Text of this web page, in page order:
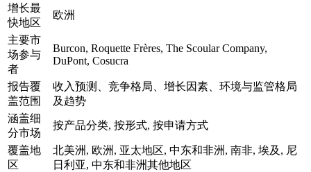
增长最
快地区
欧洲
主要市
场参与
者
Burcon, Roquette Frères, The Scoular Company,
DuPont, Cosucra
报告覆
盖范围
收入预测、竞争格局、增长因素、环境与监管格局
及趋势
涵盖细
分市场
按产品分类, 按形式, 按申请方式
覆盖地
区
北美洲, 欧洲, 亚太地区, 中东和非洲, 南非, 埃及, 尼
日利亚, 中东和非洲其他地区